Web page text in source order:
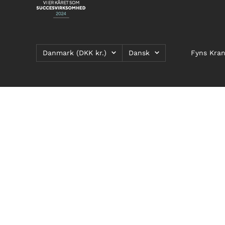
Land/Region Danmark (DKK kr.) Sprog
Dansk Fyns